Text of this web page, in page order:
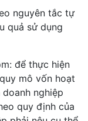
nguyên tắc tự
quả sử dụng
để thực hiện
mô vốn hoạt
nghiệp
quy định của